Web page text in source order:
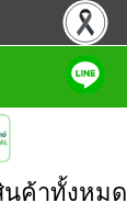
นค้าทั้งหมด